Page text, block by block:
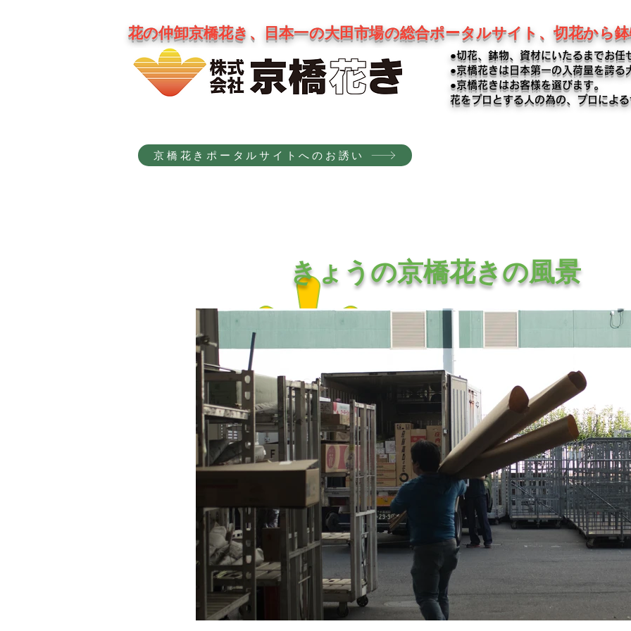
花の仲卸京橋花き、日本一の大田市場の総合ポータルサイト、切花から
●切花、鉢物、資材にいたるまでお任
●京橋花きは日本第一の入荷量を誇る
●京橋花きはお客様を選びます。
花をプロとする人の為の、プロによ
京橋花きポータルサイトへのお誘い
​きょうの京橋花きの風景